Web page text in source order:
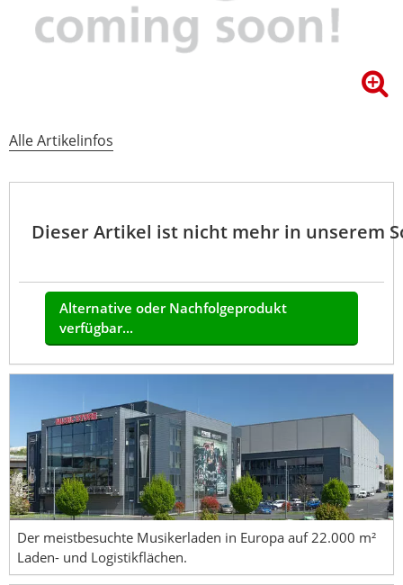
Alle Artikelinfos
Dieser Artikel ist nicht mehr in unserem
Alternative oder Nachfolgeprodukt
verfügbar...
Der meistbesuchte Musikerladen in Europa auf 22.000 m²
Laden- und Logistikflächen.